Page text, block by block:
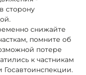
сторону
снижайте
помните об
потере
к частникам